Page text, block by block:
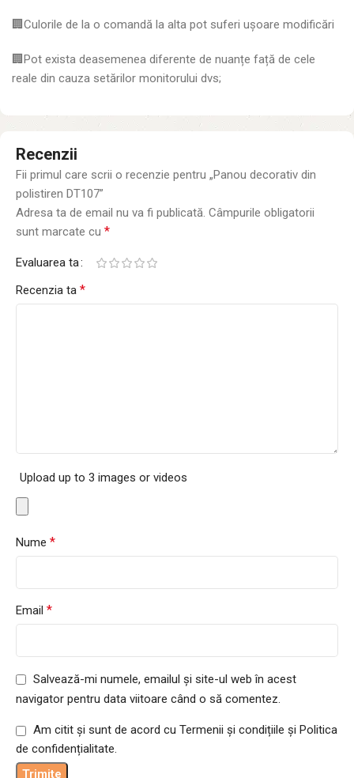
🏢Culorile de la o comandă la alta pot suferi ușoare modificări
🏢Pot exista deasemenea diferente de nuanțe față de cele
reale din cauza setărilor monitorului dvs;
Recenzii
Fii primul care scrii o recenzie pentru „Panou decorativ din
polistiren DT107”
Adresa ta de email nu va fi publicată. Câmpurile obligatorii
sunt marcate cu *
Evaluarea ta
Recenzia ta *
Upload up to 3 images or videos
Nume *
Email *
Salvează-mi numele, emailul și site-ul web în acest
navigator pentru data viitoare când o să comentez.
Am citit și sunt de acord cu Termenii și condițiile și Politica
de confidențialitate.